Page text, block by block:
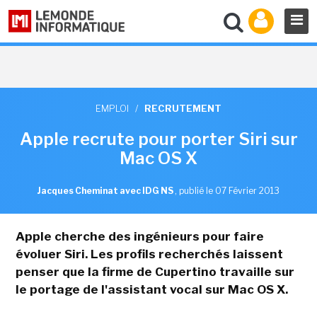
EMPLOI / RECRUTEMENT
Apple recrute pour porter Siri sur
Mac OS X
Jacques Cheminat avec IDG NS , publié le 07 Février 2013
Apple cherche des ingénieurs pour faire
évoluer Siri. Les profils recherchés laissent
penser que la firme de Cupertino travaille sur
le portage de l'assistant vocal sur Mac OS X.